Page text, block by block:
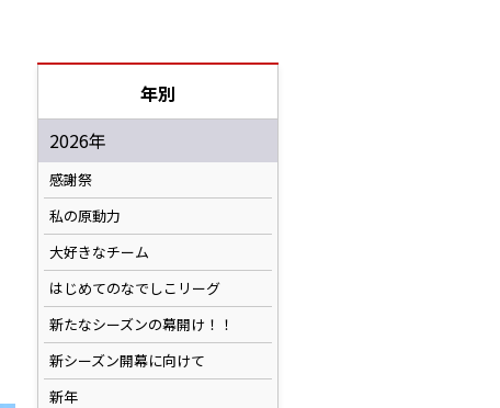
年別
2026年
感謝祭
私の原動力
大好きなチーム
はじめてのなでしこリーグ
新たなシーズンの幕開け！！
新シーズン開幕に向けて
新年